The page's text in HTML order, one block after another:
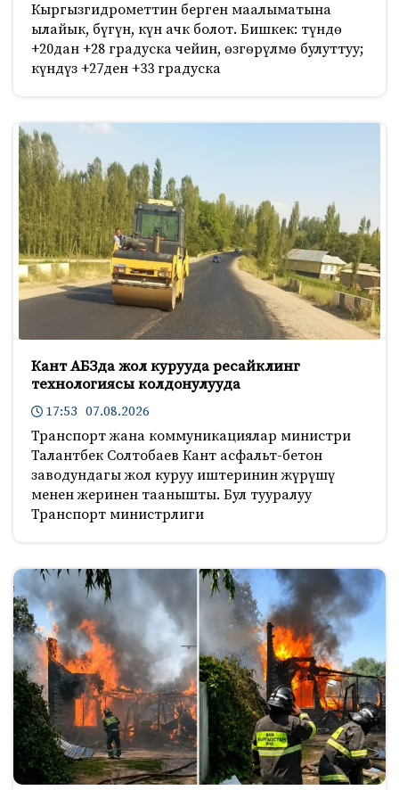
Кыргызгидрометтин берген маалыматына
ылайык, бүгүн, күн ачк болот. Бишкек: түндө
+20дан +28 градуска чейин, өзгөрүлмө булуттуу;
күндүз +27ден +33 градуска
Кант АБЗда жол курууда ресайклинг
технологиясы колдонулууда
17:53 07.08.2026
Транспорт жана коммуникациялар министри
Талантбек Солтобаев Кант асфальт-бетон
заводундагы жол куруу иштеринин жүрүшү
менен жеринен таанышты. Бул тууралуу
Транспорт министрлиги